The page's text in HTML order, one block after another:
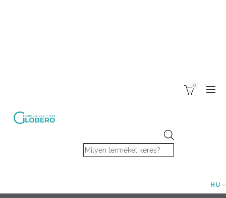
Products search
0
HU